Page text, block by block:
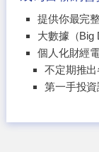
提供你最完
大數據（Big
個人化財經
不定期推
第一手投